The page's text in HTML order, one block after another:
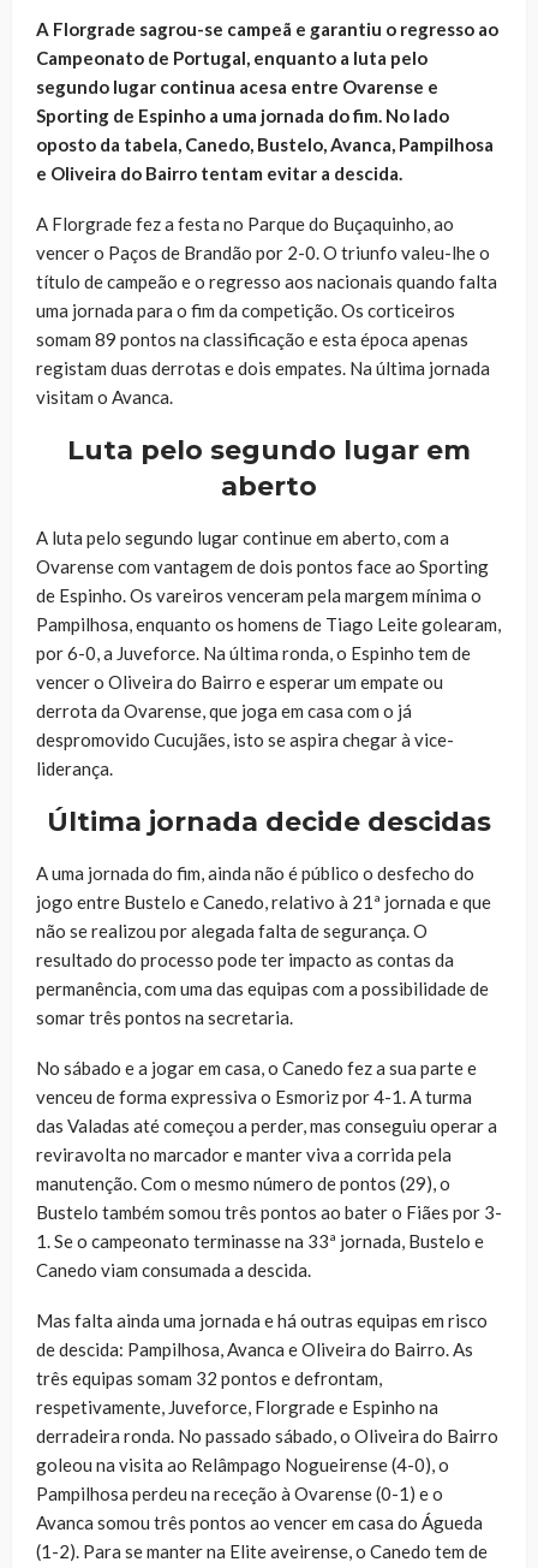
A Florgrade sagrou-se campeã e garantiu o regresso ao
Campeonato de Portugal, enquanto a luta pelo
segundo lugar continua acesa entre Ovarense e
Sporting de Espinho a uma jornada do fim. No lado
oposto da tabela, Canedo, Bustelo, Avanca, Pampilhosa
e Oliveira do Bairro tentam evitar a descida.
A Florgrade fez a festa no Parque do Buçaquinho, ao
vencer o Paços de Brandão por 2-0. O triunfo valeu-lhe o
título de campeão e o regresso aos nacionais quando falta
uma jornada para o fim da competição. Os corticeiros
somam 89 pontos na classificação e esta época apenas
registam duas derrotas e dois empates. Na última jornada
visitam o Avanca.
Luta pelo segundo lugar em
aberto
A luta pelo segundo lugar continue em aberto, com a
Ovarense com vantagem de dois pontos face ao Sporting
de Espinho. Os vareiros venceram pela margem mínima o
Pampilhosa, enquanto os homens de Tiago Leite golearam,
por 6-0, a Juveforce. Na última ronda, o Espinho tem de
vencer o Oliveira do Bairro e esperar um empate ou
derrota da Ovarense, que joga em casa com o já
despromovido Cucujães, isto se aspira chegar à vice-
liderança.
Última jornada decide descidas
A uma jornada do fim, ainda não é público o desfecho do
jogo entre Bustelo e Canedo, relativo à 21ª jornada e que
não se realizou por alegada falta de segurança. O
resultado do processo pode ter impacto as contas da
permanência, com uma das equipas com a possibilidade de
somar três pontos na secretaria.
No sábado e a jogar em casa, o Canedo fez a sua parte e
venceu de forma expressiva o Esmoriz por 4-1. A turma
das Valadas até começou a perder, mas conseguiu operar a
reviravolta no marcador e manter viva a corrida pela
manutenção. Com o mesmo número de pontos (29), o
Bustelo também somou três pontos ao bater o Fiães por 3-
1. Se o campeonato terminasse na 33ª jornada, Bustelo e
Canedo viam consumada a descida.
Mas falta ainda uma jornada e há outras equipas em risco
de descida: Pampilhosa, Avanca e Oliveira do Bairro. As
três equipas somam 32 pontos e defrontam,
respetivamente, Juveforce, Florgrade e Espinho na
derradeira ronda. No passado sábado, o Oliveira do Bairro
goleou na visita ao Relâmpago Nogueirense (4-0), o
Pampilhosa perdeu na receção à Ovarense (0-1) e o
Avanca somou três pontos ao vencer em casa do Águeda
(1-2). Para se manter na Elite aveirense, o Canedo tem de